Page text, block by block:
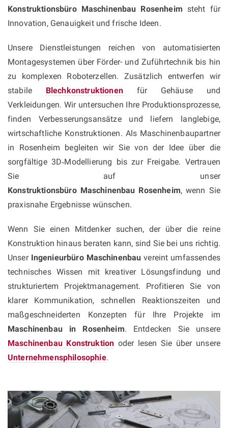
Konstruktionsbüro Maschinenbau Rosenheim steht für
Innovation, Genauigkeit und frische Ideen.
Unsere Dienstleistungen reichen von automatisierten
Montagesystemen über Förder- und Zuführtechnik bis hin
zu komplexen Roboterzellen. Zusätzlich entwerfen wir
stabile Blechkonstruktionenfür Gehäuse und
Verkleidungen. Wir untersuchen Ihre Produktionsprozesse,
finden Verbesserungsansätze und liefern langlebige,
wirtschaftliche Konstruktionen. Als Maschinenbaupartner
in Rosenheim begleiten wir Sie von der Idee über die
sorgfältige 3D‑Modellierung bis zur Freigabe. Vertrauen
Sie auf unser
Konstruktionsbüro Maschinenbau Rosenheim, wenn Sie
praxisnahe Ergebnisse wünschen.
Wenn Sie einen Mitdenker suchen, der über die reine
Konstruktion hinaus beraten kann, sind Sie bei uns richtig.
Unser Ingenieurbüro Maschinenbau vereint umfassendes
technisches Wissen mit kreativer Lösungsfindung und
strukturiertem Projektmanagement. Profitieren Sie von
klarer Kommunikation, schnellen Reaktionszeiten und
maßgeschneiderten Konzepten für Ihre Projekte im
Maschinenbau in Rosenheim. Entdecken Sie unsere
Maschinenbau Konstruktion oder lesen Sie über unsere
Unternehmensphilosophie.